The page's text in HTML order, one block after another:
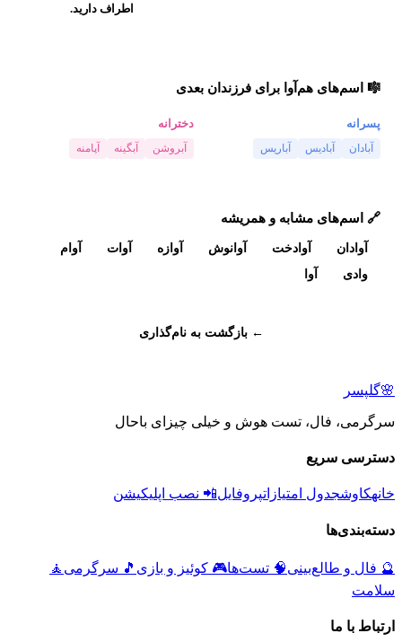
اطراف دارید.
🎼 اسم‌های هم‌آوا برای فرزندان بعدی
پسرانه
آبادان آبادیس آباریس
دخترانه
آبروشن آبگینه آپامنه
🔗 اسم‌های مشابه و همریشه
آوادان آوادخت آوانوش آوازه آوات
آوام
وادی
آوا
← بازگشت به نام‌گذاری
🌸گلپسر
سرگرمی، فال، تست هوش و خیلی چیزای باحال
دسترسی سریع
خانهکاوشجدول امتیازاتپروفایل📲 نصب اپلیکیشن
دسته‌بندی‌ها
🔮 فال و طالع‌بینی🧠 تست‌ها🎮 کوئیز و بازی 🎵 سرگرمی 🧘
سلامت
ارتباط با ما